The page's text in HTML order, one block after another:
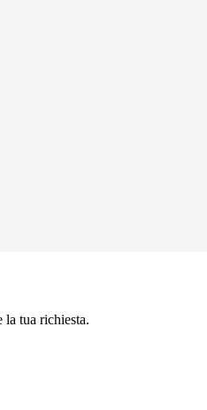
la tua richiesta.